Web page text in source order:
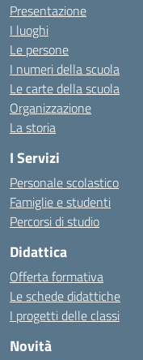
Presentazione
I luoghi
Le persone
I numeri della scuola
Le carte della scuola
Organizzazione
La storia
I Servizi
Personale scolastico
Famiglie e studenti
Percorsi di studio
Didattica
Offerta formativa
Le schede didattiche
I progetti delle classi
Novità